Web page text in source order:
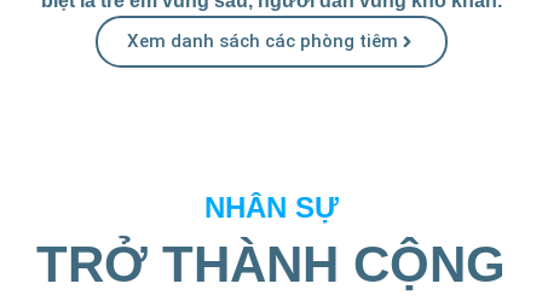
Xem danh sách các phòng tiêm
NHÂN SỰ
TRỞ THÀNH CỘNG